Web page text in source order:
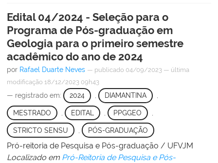
Edital 04/2024 - Seleção para o
Programa de Pós-graduação em
Geologia para o primeiro semestre
acadêmico do ano de 2024
por Rafael Duarte Neves — publicado 04/09/2023 — última
modificação 18/12/2023 09h43
— registrado em: 2024 , DIAMANTINA ,
MESTRADO EDITAL PPGGEO
STRICTO SENSU PÓS-GRADUAÇÃO
Pró-reitoria de Pesquisa e Pós-graduação / UFVJM
Localizado em Pró-Reitoria de Pesquisa e Pós-